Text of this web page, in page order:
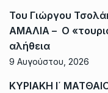
Του Γιώργου
ΑΜΑΛΙΑ – Ο
αλήθεια
9 Αυγούστου, 2026
ΚΥΡΙΑΚΗ Ι΄